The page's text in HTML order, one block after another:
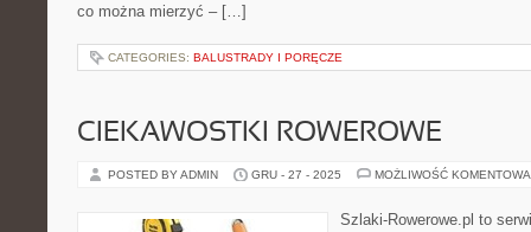
co można mierzyć – […]
CATEGORIES: BALUSTRADY I PORĘCZE
CIEKAWOSTKI ROWEROWE
POSTED BY ADMIN GRU - 27 - 2025 MOŻLIWOŚĆ
Szlaki-Rowerowe.pl to